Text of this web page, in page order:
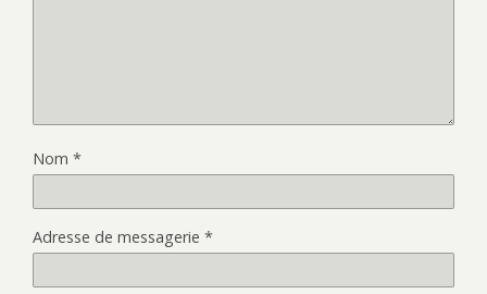
Nom *
Adresse de messagerie *